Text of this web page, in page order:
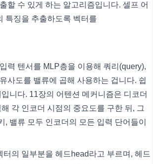
할 수 있게 하는 알고리즘입니다. 셀프 어
특징을 추출하도록 벡터를
력 텐서를 MLP층을 이용해 쿼리(query),
사도를 밸류에 곱해 사용하는 겁니다. 쉽
니다. 11장의 어텐션 메커니즘은 디코더
각 인코더 시점의 중요도를 구한 뒤, 그
밸류 모두 인코더의 모든 입력 단어들이
의 일부분을 헤드head라고 부르며, 헤드